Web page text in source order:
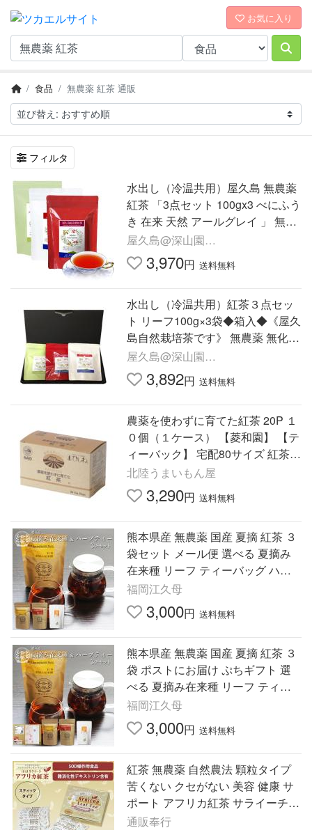
お気に入り
食品 無農薬 紅茶 通販
フィルタ
水出し（冷温共用）屋久島 無農薬
紅茶 「3点セット 100gx3 べにふう
き 在来 天然 アールグレイ 」 無化
学肥料 残留農薬 飛散農薬 ゼロ 紅
富貴 国産紅茶 和紅茶
屋久島@深山園
yakusima@miyamaen
3,970円 送料無料
水出し（冷温共用）紅茶３点セッ
ト リーフ100g×3袋◆箱入◆《屋久
島自然栽培茶です》 無農薬 無化学
肥料 和紅茶
屋久島@深山園
yakusima@miyamaen
3,892円 送料無料
農薬を使わずに育てた紅茶 20P １
０個（１ケース） 【菱和園】 【テ
ィーバック】 宅配80サイズ 紅茶
オーガニック 無農薬 ケニア産 フ
レッシュ
北陸うまいもん屋
3,290円 送料無料
熊本県産 無農薬 国産 夏摘 紅茶 ３
袋セット メール便 選べる 夏摘み
在来種 リーフ ティーバッグ ハー
ブティー よもぎ 九州 熊本県 お茶
のカジハラ 告茶
福岡江久母
3,000円 送料無料
熊本県産 無農薬 国産 夏摘 紅茶 ３
袋 ポストにお届け ぷちギフト 選
べる 夏摘み在来種 リーフ ティー
バッグ ハーブティー よもぎ お茶
のカジハラ
福岡江久母
3,000円 送料無料
紅茶 無農薬 自然農法 顆粒タイプ
苦くない クセがない 美容 健康 サ
ポート アフリカ紅茶 サライーチ
スティックタイプ 30本入り
通販奉行